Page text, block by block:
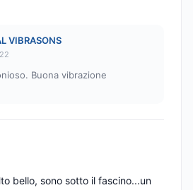
VIBRASONS
Buona vibrazione
bello, sono sotto il fascino...un